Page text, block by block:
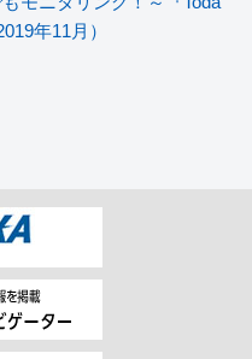
年11月）